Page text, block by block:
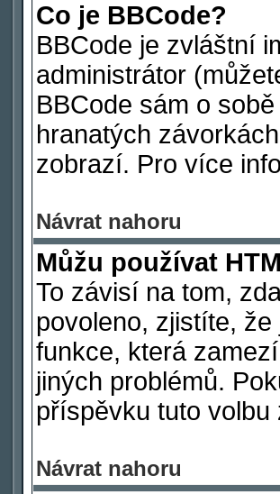
Co je BBCode?
BBCode je zvláštní
administrátor
BBCode sám o
hranatých
zobrazí. Pro více
Návrat nahoru
Můžu používat
To závisí na tom,
povoleno, zjistíte,
funkce, která
jiných problémů.
příspěvku tuto volbu
Návrat nahoru